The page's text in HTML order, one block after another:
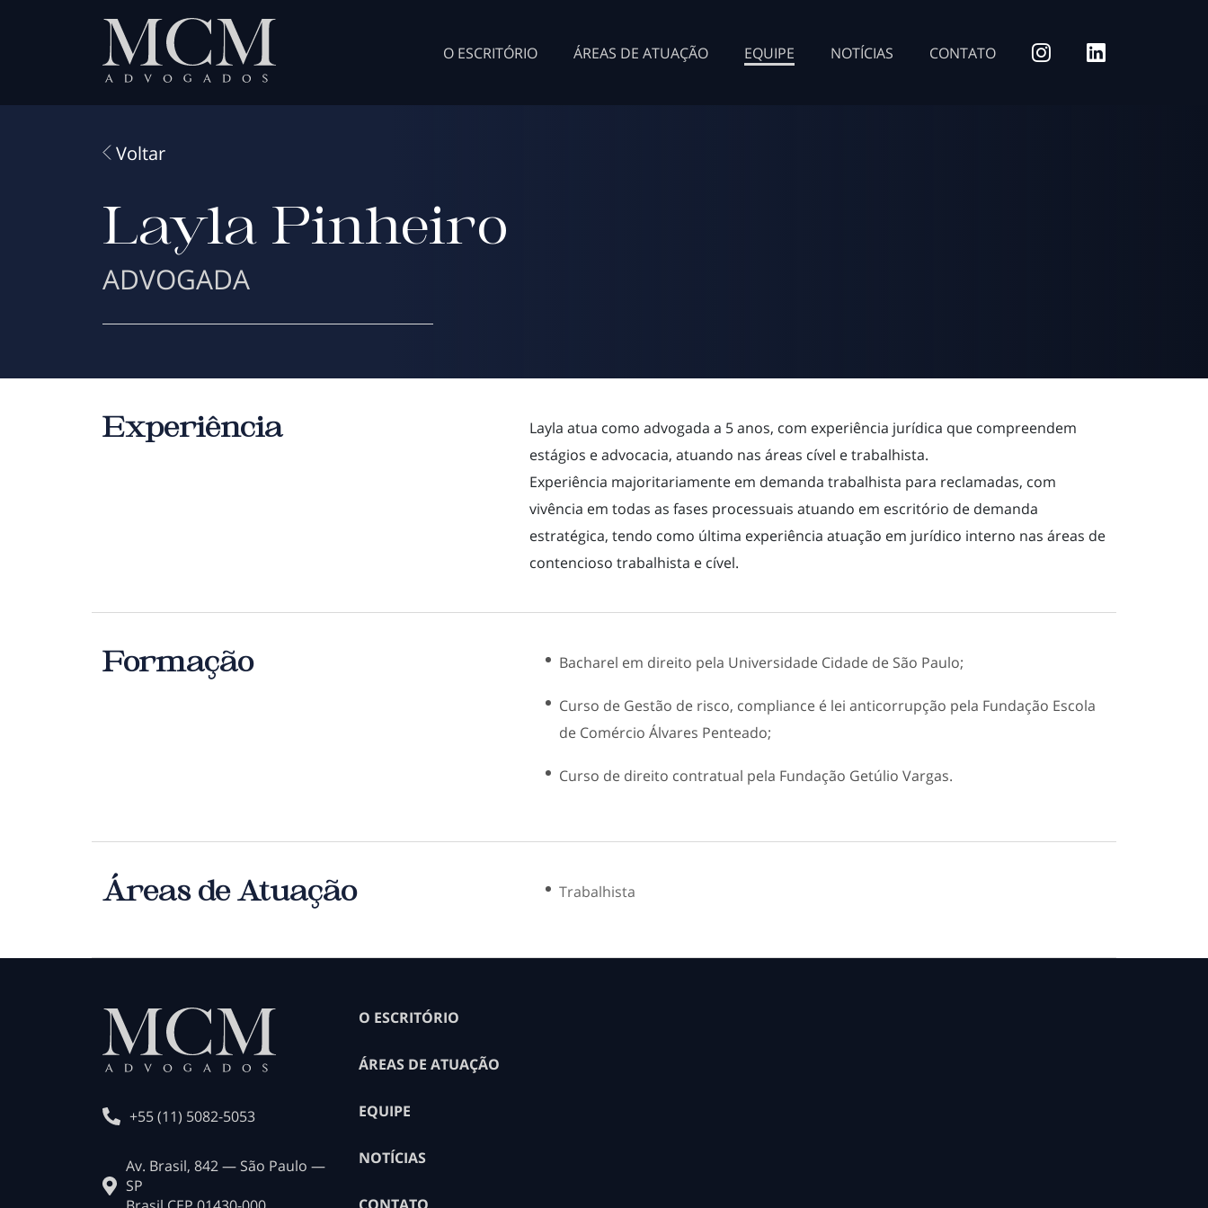
O ESCRITÓRIO ÁREAS DE ATUAÇÃO EQUIPE NOTÍCIAS CONTATO
Voltar
Layla Pinheiro
ADVOGADA
Experiência
Layla atua como advogada a 5 anos, com experiência jurídica que compreendem
estágios e advocacia, atuando nas áreas cível e trabalhista.
Experiência majoritariamente em demanda trabalhista para reclamadas, com
vivência em todas as fases processuais atuando em escritório de demanda
estratégica, tendo como última experiência atuação em jurídico interno nas áreas de
contencioso trabalhista e cível.
Formação Bacharel em direito pela Universidade Cidade de São Paulo;
Curso de Gestão de risco, compliance é lei anticorrupção pela Fundação Escola
de Comércio Álvares Penteado;
Curso de direito contratual pela Fundação Getúlio Vargas.
Áreas de Atuação Trabalhista
+55 (11) 5082-5053
Av. Brasil, 842 — São Paulo —
SP
O ESCRITÓRIO
ÁREAS DE ATUAÇÃO
EQUIPE
NOTÍCIAS